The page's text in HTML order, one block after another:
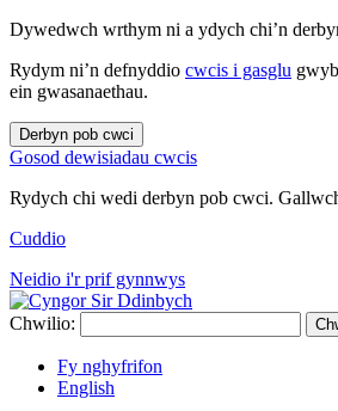
Dywedwch wrthym ni a ydych chi’n
Rydym ni’n defnyddio cwcis i gasglu
ein gwasanaethau.
Derbyn pob cwci
Gosod dewisiadau cwcis
Rydych chi wedi derbyn pob cwci.
Cuddio
Neidio i'r prif gynnwys
Chwilio:
Fy nghyfrifon
English